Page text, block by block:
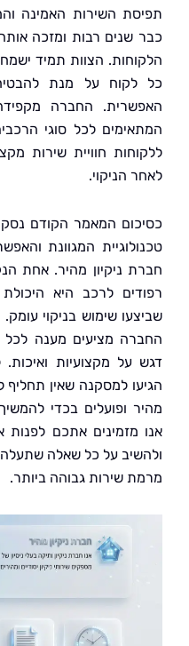
השירות האמינה והמקצועית
רבות ומזכה אותה בהערכה
הצוות תמיד ישמח להעניק
על מנת להבטיח את
החברה מקפידה על
לכל סוגי הרכבים
חוויית שירות מקצועית
הניקוי.
המאמר הקודם נסקור את
המגוונת והאפשרות
ניקיון מהיר. אחת הנקודות
לרכב היא היכולת לשדרג
שימוש בניקוי עומק. מכלול
מציעים מענה לכל צורך
מקצועיות ואיכות.
למסקנה שאין תחליף לאיכות
ופועלים בכדי להמשיך לרכוש
אתכם לפנות אלינו
על כל שאלה שתעלה במהלך
שירות גבוהה ביותר.